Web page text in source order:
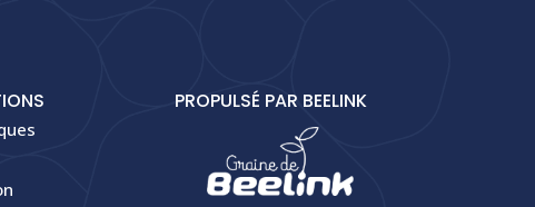
PROPULSÉ PAR BEELINK